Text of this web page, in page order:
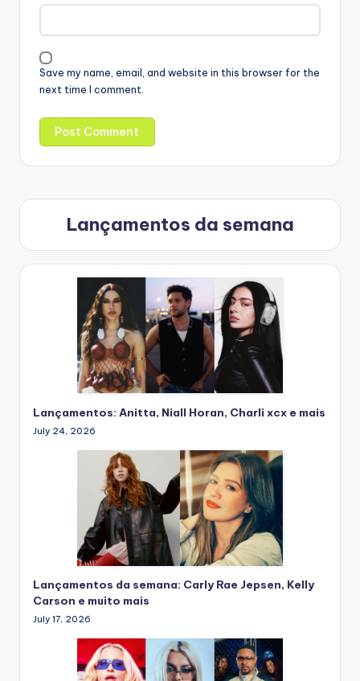
Save my name, email, and website in this browser for the
next time I comment.
Lançamentos da semana
Lançamentos: Anitta, Niall Horan, Charli xcx e mais
July 24, 2026
Lançamentos da semana: Carly Rae Jepsen, Kelly
Carson e muito mais
July 17, 2026